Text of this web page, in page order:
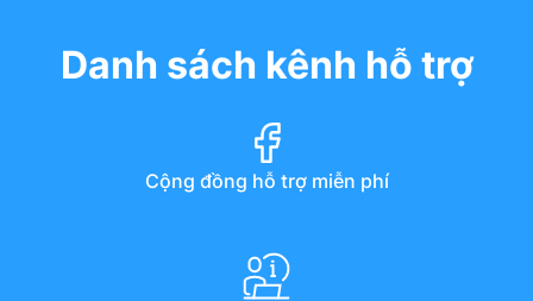
Danh sách kênh hỗ trợ
Cộng đồng hỗ trợ miễn phí